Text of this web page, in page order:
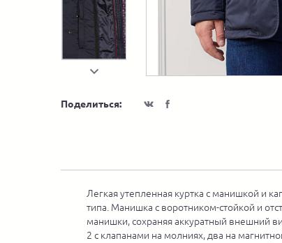
Поделиться:
Легкая утепленная куртка с манишкой и
типа. Манишка с воротником-стойкой и
манишки, сохраняя аккуратный внешний
2 с клапанами на молниях, два на